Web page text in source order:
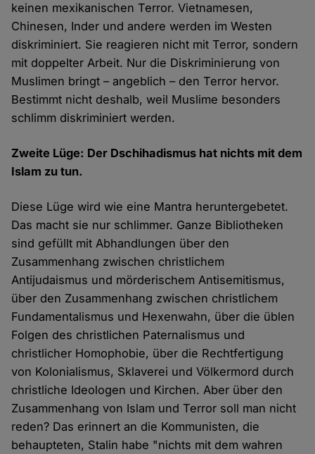
keinen mexikanischen Terror. Vietnamesen,
Chinesen, Inder und andere werden im Westen
diskriminiert. Sie reagieren nicht mit Terror, sondern
mit doppelter Arbeit. Nur die Diskriminierung von
Muslimen bringt – angeblich – den Terror hervor.
Bestimmt nicht deshalb, weil Muslime besonders
schlimm diskriminiert werden.
Zweite Lüge: Der Dschihadismus hat nichts mit dem
Islam zu tun.
Diese Lüge wird wie eine Mantra heruntergebetet.
Das macht sie nur schlimmer. Ganze Bibliotheken
sind gefüllt mit Abhandlungen über den
Zusammenhang zwischen christlichem
Antijudaismus und mörderischem Antisemitismus,
über den Zusammenhang zwischen christlichem
Fundamentalismus und Hexenwahn, über die üblen
Folgen des christlichen Paternalismus und
christlicher Homophobie, über die Rechtfertigung
von Kolonialismus, Sklaverei und Völkermord durch
christliche Ideologen und Kirchen. Aber über den
Zusammenhang von Islam und Terror soll man nicht
reden? Das erinnert an die Kommunisten, die
behaupteten, Stalin habe "nichts mit dem wahren